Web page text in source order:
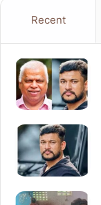
Recent